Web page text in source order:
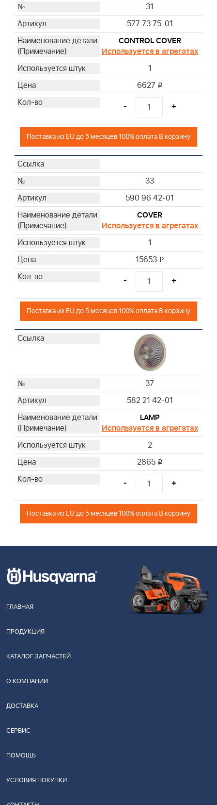
31
577 73 75-01
CONTROL COVER
Используется в агрегатах
1
6627 i
- +
Поставка из EU до 5 месяцев 100% оплата В корзину
33
590 96 42-01
COVER
Используется в агрегатах
1
15653 i
- +
Поставка из EU до 5 месяцев 100% оплата В корзину
37
582 21 42-01
LAMP
Используется в агрегатах
2
2865 i
- +
Поставка из EU до 5 месяцев 100% оплата В корзину
ГЛАВНАЯ
ПРОДУКЦИЯ
КАТАЛОГ ЗАПЧАСТЕЙ
О КОМПАНИИ
ДОСТАВКА
СЕРВИС
ПОМОЩЬ
УСЛОВИЯ ПОКУПКИ